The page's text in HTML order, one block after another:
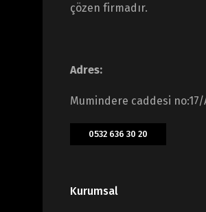
çözen firmadır.
Adres:
Mumindere caddesi
0532 636 30 20
Kurumsal